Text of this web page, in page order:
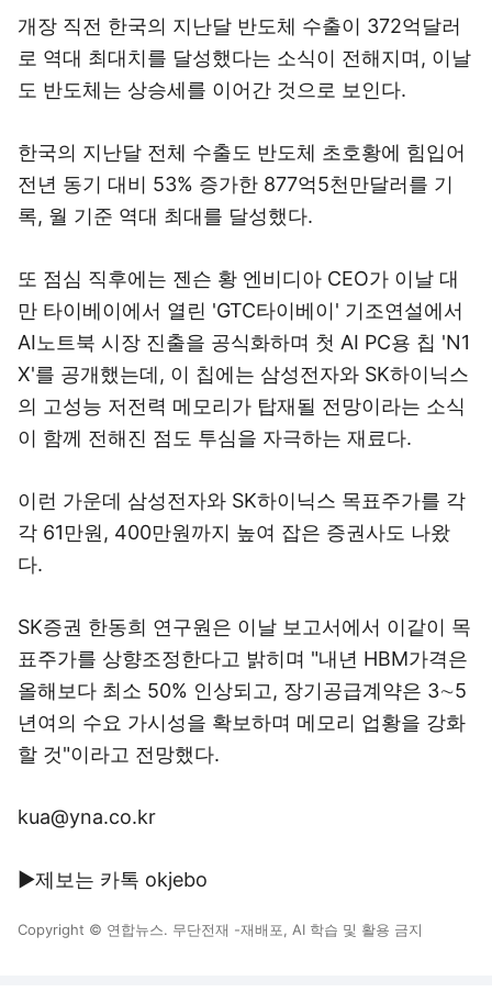
개장 직전 한국의 지난달 반도체 수출이 372억달러
로 역대 최대치를 달성했다는 소식이 전해지며, 이날
도 반도체는 상승세를 이어간 것으로 보인다.
한국의 지난달 전체 수출도 반도체 초호황에 힘입어
전년 동기 대비 53% 증가한 877억5천만달러를 기
록, 월 기준 역대 최대를 달성했다.
또 점심 직후에는 젠슨 황 엔비디아 CEO가 이날 대
만 타이베이에서 열린 'GTC타이베이' 기조연설에서
AI노트북 시장 진출을 공식화하며 첫 AI PC용 칩 'N1
X'를 공개했는데, 이 칩에는 삼성전자와 SK하이닉스
의 고성능 저전력 메모리가 탑재될 전망이라는 소식
이 함께 전해진 점도 투심을 자극하는 재료다.
이런 가운데 삼성전자와 SK하이닉스 목표주가를 각
각 61만원, 400만원까지 높여 잡은 증권사도 나왔
다.
SK증권 한동희 연구원은 이날 보고서에서 이같이 목
표주가를 상향조정한다고 밝히며 "내년 HBM가격은
올해보다 최소 50% 인상되고, 장기공급계약은 3∼5
년여의 수요 가시성을 확보하며 메모리 업황을 강화
할 것"이라고 전망했다.
kua@yna.co.kr
▶제보는 카톡 okjebo
Copyright © 연합뉴스. 무단전재 -재배포, AI 학습 및 활용 금지